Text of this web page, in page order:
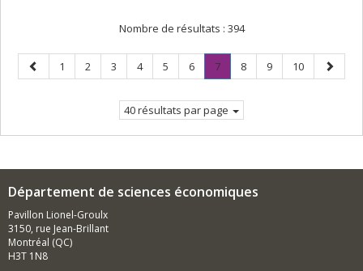
Nombre de résultats : 394
Page
précédente
Page
1 Page
2 Page
3 Page
4 Page
5 Page
6 Page
7.
Page
Page
8 Page
9 Page
10
Page
40 résultats par page
Département de sciences économiques
Pavillon Lionel-Groulx
3150, rue Jean-Brillant
Montréal (QC)
H3T 1N8